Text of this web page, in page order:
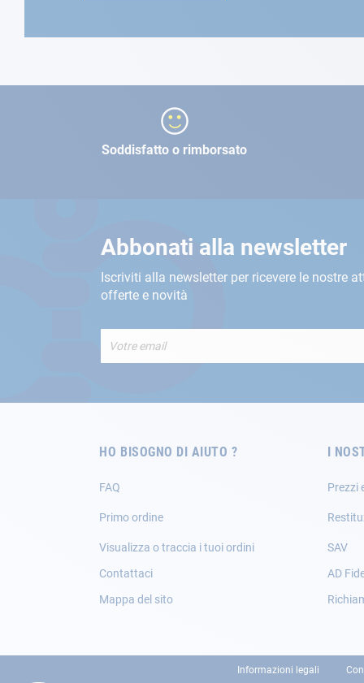
Soddisfatto o rimborsato
Abbonati alla newsletter
Iscriviti alla newsletter per ricevere le nostre
offerte e novità
alla
HO BISOGNO DI AIUTO ?
FAQ
Primo ordine
Visualizza o traccia i tuoi ordini
Contattaci
Mappa del sito
I
Prezzi
SAV
AD
Informazioni legali